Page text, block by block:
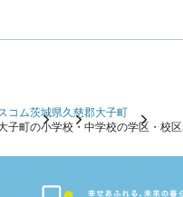
コム茨城県久慈郡大子町
子町の小学校・中学校の学区・校区